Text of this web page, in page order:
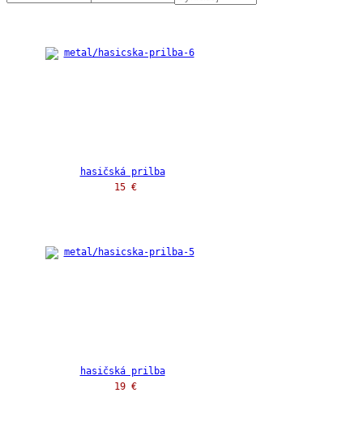
hasičská prilba
15 €
hasičská prilba
19 €